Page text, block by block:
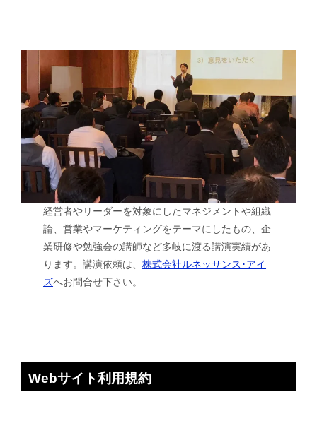
経営者やリーダーを対象にしたマネジメントや組織
論、営業やマーケティングをテーマにしたもの、企
業研修や勉強会の講師など多岐に渡る講演実績があ
ります。講演依頼は、株式会社ルネッサンス･アイ
ズへお問合せ下さい。
Webサイト利用規約